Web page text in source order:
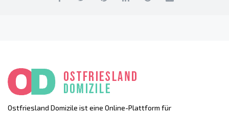
Ostfriesland Domizile ist eine Online-Plattform für